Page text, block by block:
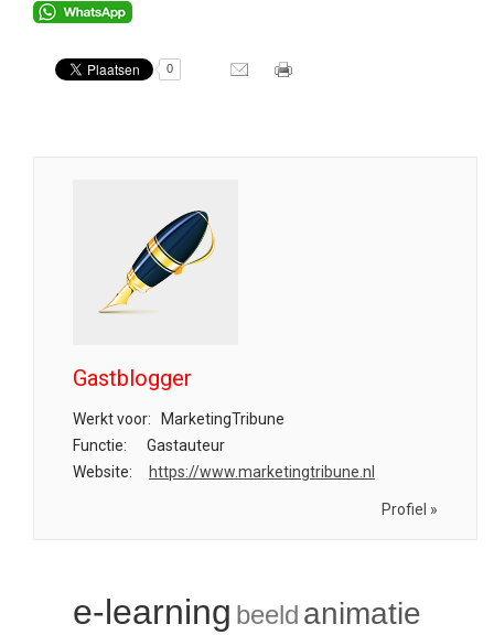
0
Gastblogger
Werkt voor:
MarketingTribune
Functie:
Gastauteur
Website:
https://www.marketingtribune.nl
Profiel »
e-learning beeld animatie